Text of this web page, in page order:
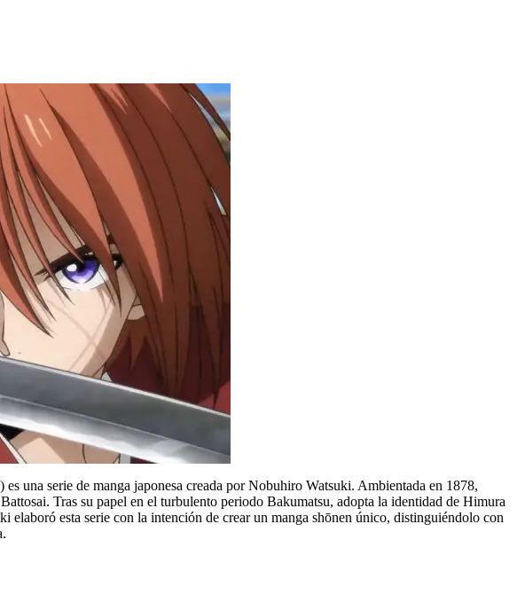
serie de manga japonesa creada por Nobuhiro Watsuki. Ambientada en 1878,
Tras su papel en el turbulento periodo Bakumatsu, adopta la identidad de Himura
esta serie con la intención de crear un manga shōnen único, distinguiéndolo con